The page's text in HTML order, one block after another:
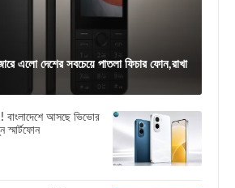
এলো দেশের সবচেয়ে পাতলা ফিচার ফোন,রাখা
বাংলাদেশে আসছে ভিভোর